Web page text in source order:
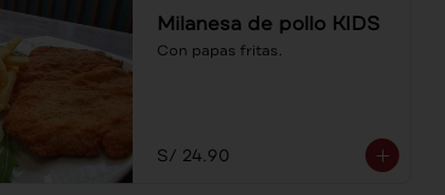
Milanesa de pollo KIDS
Con papas fritas.
S/ 24.90